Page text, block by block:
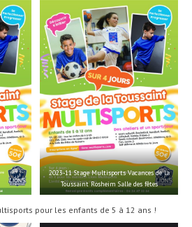
2023-11 Stage Multisports Vacances de la
Toussaint Rosheim Salle des fêtes
pour les enfants de 5 à 12 ans !